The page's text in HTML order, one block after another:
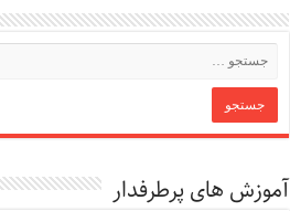
آموزش های پرطرفدار